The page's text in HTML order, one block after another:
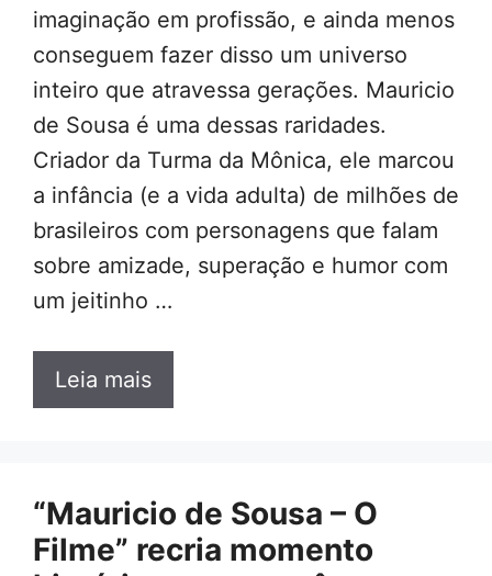
imaginação em profissão, e ainda menos
conseguem fazer disso um universo
inteiro que atravessa gerações. Mauricio
de Sousa é uma dessas raridades.
Criador da Turma da Mônica, ele marcou
a infância (e a vida adulta) de milhões de
brasileiros com personagens que falam
sobre amizade, superação e humor com
um jeitinho …
Leia mais
“Mauricio de Sousa – O
Filme” recria momento